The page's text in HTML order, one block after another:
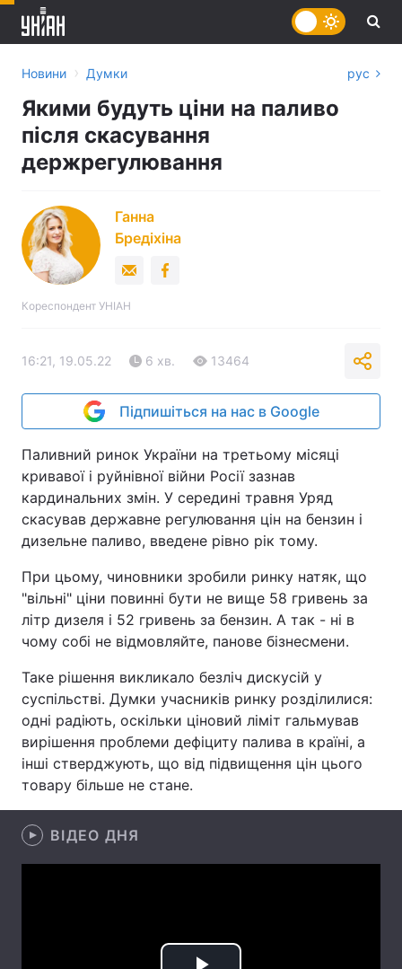
Новини › Думки рус
Якими будуть ціни на паливо
після скасування
держрегулювання
Ганна
Бредіхіна
Кореспондент УНІАН
16:21, 19.05.22 6 хв. 13464
Підпишіться на нас в Google
Паливний ринок України на третьому місяці
кривавої і руйнівної війни Росії зазнав
кардинальних змін. У середині травня Уряд
скасував державне регулювання цін на бензин і
дизельне паливо, введене рівно рік тому.
При цьому, чиновники зробили ринку натяк, що
"вільні" ціни повинні бути не вище 58 гривень за
літр дизеля і 52 гривень за бензин. А так - ні в
чому собі не відмовляйте, панове бізнесмени.
Таке рішення викликало безліч дискусій у
суспільстві. Думки учасників ринку розділилися:
одні радіють, оскільки ціновий ліміт гальмував
вирішення проблеми дефіциту палива в країні, а
інші стверджують, що від підвищення цін цього
товару більше не стане.
ВІДЕО ДНЯ